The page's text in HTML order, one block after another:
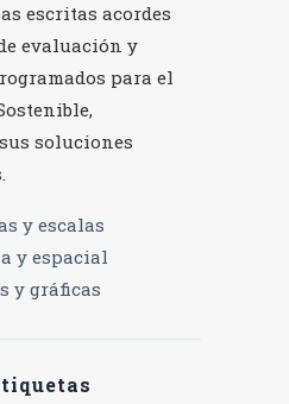
escritas acordes
evaluación y
para el
soluciones
y escalas
y espacial
y gráficas